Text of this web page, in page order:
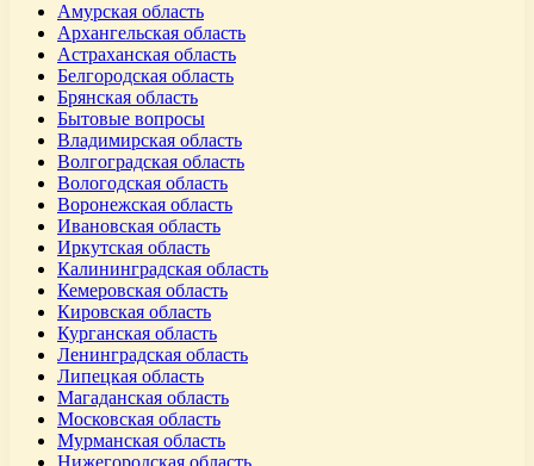
Амурская область
Архангельская область
Астраханская область
Белгородская область
Брянская область
Бытовые вопросы
Владимирская область
Волгоградская область
Вологодская область
Воронежская область
Ивановская область
Иркутская область
Калининградская область
Кемеровская область
Кировская область
Курганская область
Ленинградская область
Липецкая область
Магаданская область
Московская область
Мурманская область